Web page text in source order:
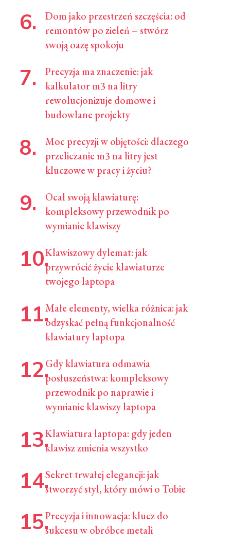
Dom jako przestrzeń szczęścia: od
remontów po zieleń – stwórz
swoją oazę spokoju
Precyzja ma znaczenie: jak
kalkulator m3 na litry
rewolucjonizuje domowe i
budowlane projekty
Moc precyzji w objętości: dlaczego
przeliczanie m3 na litry jest
kluczowe w pracy i życiu?
Ocal swoją klawiaturę:
kompleksowy przewodnik po
wymianie klawiszy
Klawiszowy dylemat: jak
przywrócić życie klawiaturze
twojego laptopa
Małe elementy, wielka różnica: jak
odzyskać pełną funkcjonalność
klawiatury laptopa
Gdy klawiatura odmawia
posłuszeństwa: kompleksowy
przewodnik po naprawie i
wymianie klawiszy laptopa
Klawiatura laptopa: gdy jeden
klawisz zmienia wszystko
Sekret trwałej elegancji: jak
stworzyć styl, który mówi o Tobie
Precyzja i innowacja: klucz do
sukcesu w obróbce metali